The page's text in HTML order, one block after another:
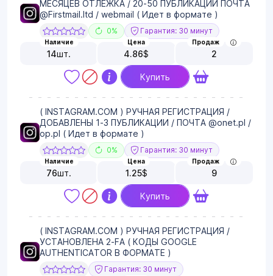
МЕСЯЦЕВ ОТЛЕЖКА / 20-50 ПУБЛИКАЦИЙ ПОЧТА
@Firstmail.ltd / webmail ( Идет в формате )
0% Гарантия: 30 минут
Наличие
14шт.
Цена
4.86$
Продаж
2
Купить
( INSTAGRAM.COM ) РУЧНАЯ РЕГИСТРАЦИЯ /
ДОБАВЛЕНЫ 1-3 ПУБЛИКАЦИИ / ПОЧТА @onet.pl /
op.pl ( Идет в формате )
0% Гарантия: 30 минут
Наличие
76шт.
Цена
1.25$
Продаж
9
Купить
( INSTAGRAM.COM ) РУЧНАЯ РЕГИСТРАЦИЯ /
УСТАНОВЛЕНА 2-FA ( КОДЫ GOOGLE
AUTHENTICATOR В ФОРМАТЕ )
Гарантия: 30 минут